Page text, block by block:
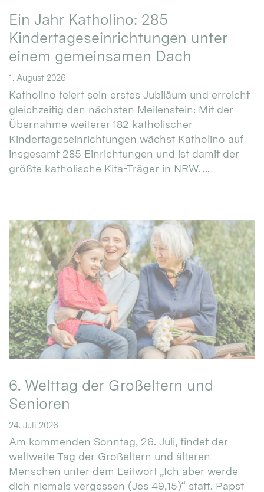
Ein Jahr Katholino: 285
Kindertageseinrichtungen unter
einem gemeinsamen Dach
1. August 2026
Katholino feiert sein erstes Jubiläum und erreicht
gleichzeitig den nächsten Meilenstein: Mit der
Übernahme weiterer 182 katholischer
Kindertageseinrichtungen wächst Katholino auf
insgesamt 285 Einrichtungen und ist damit der
größte katholische Kita-Träger in NRW. ...
6. Welttag der Großeltern und
Senioren
24. Juli 2026
Am kommenden Sonntag, 26. Juli, findet der
weltweite Tag der Großeltern und älteren
Menschen unter dem Leitwort „Ich aber werde
dich niemals vergessen (Jes 49,15)“ statt. Papst